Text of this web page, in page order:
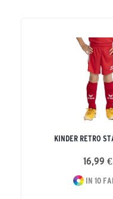
KINDER RETRO
16,99
IN 10